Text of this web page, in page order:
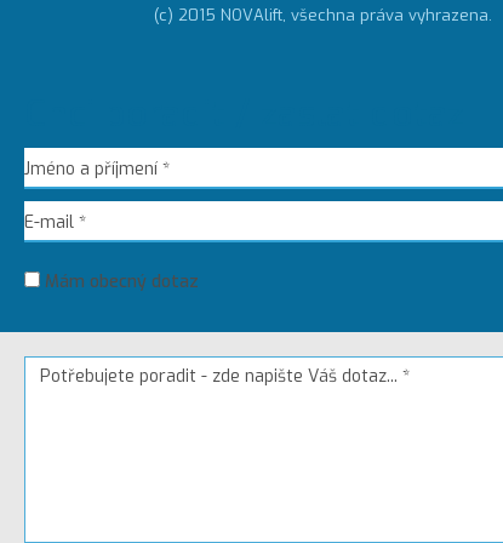
(c) 2015 NOVAlift, všechna práva vyhrazena.
Mám obecný dotaz